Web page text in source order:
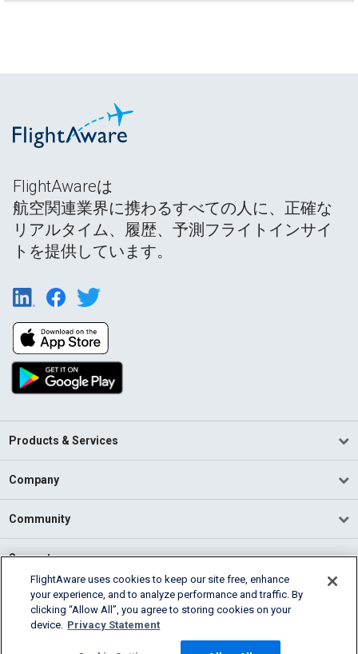
FlightAwareは
航空関連業界に携わるすべての人に、正確な
リアルタイム、履歴、予測フライトインサイ
トを提供しています。
Products & Services
Company
Community
Support
English (USA)
2026 FlightAware
Cookie Settings
FlightAware uses cookies to keep our site free, enhance
your experience, and to analyze performance and traffic. By
clicking “Allow All”, you agree to storing cookies on your
device. Privacy Statement